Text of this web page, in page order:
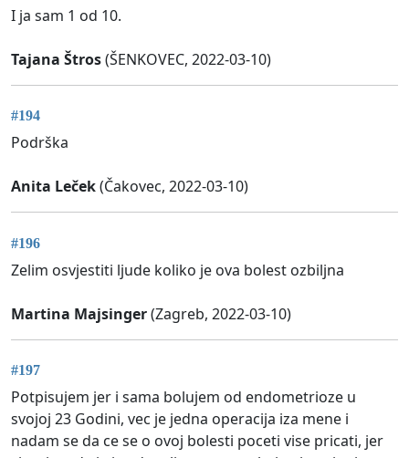
I ja sam 1 od 10.
Tajana Štros(ŠENKOVEC, 2022-03-10)
#194
Podrška
Anita Leček(Čakovec, 2022-03-10)
#196
Zelim osvjestiti ljude koliko je ova bolest ozbiljna
Martina Majsinger(Zagreb, 2022-03-10)
#197
Potpisujem jer i sama bolujem od endometrioze u
svojoj 23 Godini, vec je jedna operacija iza mene i
nadam se da ce se o ovoj bolesti poceti vise pricati, jer